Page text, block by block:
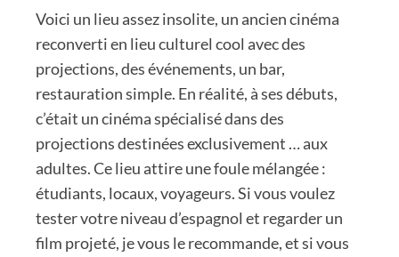
Voici un lieu assez insolite, un ancien cinéma
reconverti en lieu culturel cool avec des
projections, des événements, un bar,
restauration simple. En réalité, à ses débuts,
c’était un cinéma spécialisé dans des
projections destinées exclusivement … aux
adultes. Ce lieu attire une foule mélangée :
étudiants, locaux, voyageurs. Si vous voulez
tester votre niveau d’espagnol et regarder un
film projeté, je vous le recommande, et si vous